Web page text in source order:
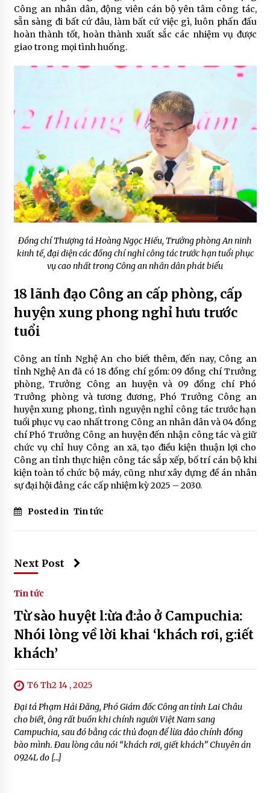
Công an nhân dân, động viên cán bộ yên tâm công tác,
sẵn sàng đi bất cứ đâu, làm bất cứ việc gì, luôn phấn đấu
hoàn thành tốt, hoàn thành xuất sắc các nhiệm vụ được
giao trong mọi tình huống.
Đồng chí Thượng tá Hoàng Ngọc Hiếu, Trưởng phòng An ninh
kinh tế, đại diện các đồng chí nghỉ công tác trước hạn tuổi phục
vụ cao nhất trong Công an nhân dân phát biểu
18 lãnh đạo Công an cấp phòng, cấp
huyện xung phong nghỉ hưu trước
tuổi
Công an tỉnh Nghệ An cho biết thêm, đến nay, Công an
tỉnh Nghệ An đã có 18 đồng chí gồm: 09 đồng chí Trưởng
phòng, Trưởng Công an huyện và 09 đồng chí Phó
Trưởng phòng và tương đương, Phó Trưởng Công an
huyện xung phong, tình nguyện nghỉ công tác trước hạn
tuổi phục vụ cao nhất trong Công an nhân dân và 04 đồng
chí Phó Trưởng Công an huyện đến nhận công tác và giữ
chức vụ chỉ huy Công an xã, tạo điều kiện thuận lợi cho
Công an tỉnh thực hiện công tác sắp xếp, bố trí cán bộ khi
kiện toàn tổ chức bộ máy, cũng như xây dựng đề án nhân
sự đại hội đảng các cấp nhiệm kỳ 2025 – 2030.
Posted in Tin tức
Next Post
Tin tức
Từ sào huyệt l:ừa đ:ảo ở Campuchia:
Nhói lòng về lời khai ‘khách rơi, g:iết
khách’
T6 Th2 14 , 2025
Đại tá Phạm Hải Đăng, Phó Giám đốc Công an tỉnh Lai Châu
cho biết, ông rất buồn khi chính người Việt Nam sang
Campuchia, sau đó bằng các thủ đoạn để lừa đảo chính đồng
bào mình. Đau lòng câu nói “khách rơi, giết khách” Chuyên án
0924L do […]